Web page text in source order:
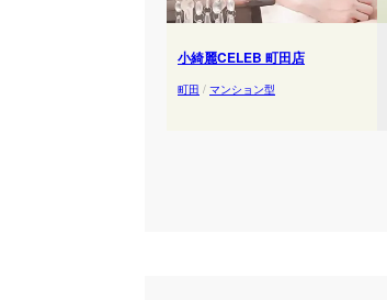
小綺麗CELEB 町田店
町田 / マンション型